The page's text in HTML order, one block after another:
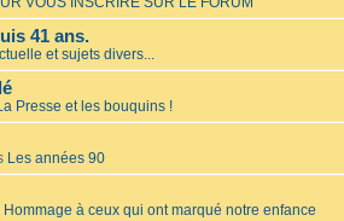
41 ans.
et sujets divers...
Presse et les bouquins !
Les années 90
Hommage à ceux qui ont marqué notre enfance